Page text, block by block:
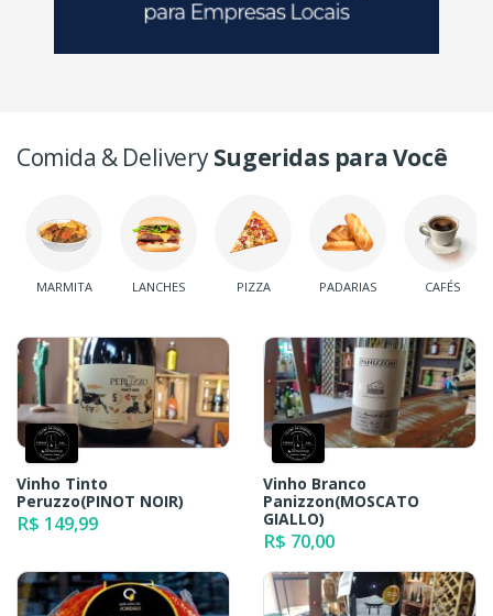
Comida & DeliverySugeridas para Você
MARMITA LANCHES PIZZA PADARIAS CAFÉS
Vinho Tinto
Peruzzo(PINOT NOIR)
R$ 149,99
Vinho Branco
Panizzon(MOSCATO
GIALLO)
R$ 70,00